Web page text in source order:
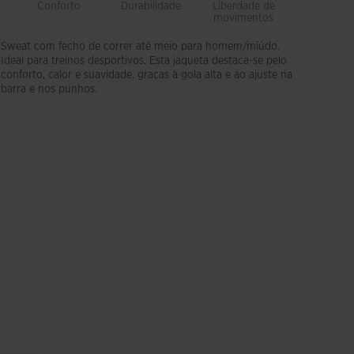
Conforto Durabilidade
Liberdade de
movimentos
Sweat com fecho de correr até meio para homem/miúdo.
Ideal para treinos desportivos. Esta jaqueta destaca-se pelo
conforto, calor e suavidade, graças à gola alta e ao ajuste na
barra e nos punhos.